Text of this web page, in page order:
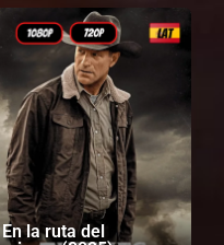
En la ruta del